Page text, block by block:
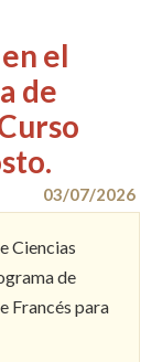
el
de
03/07/2026
Ciencias
de
Francés para